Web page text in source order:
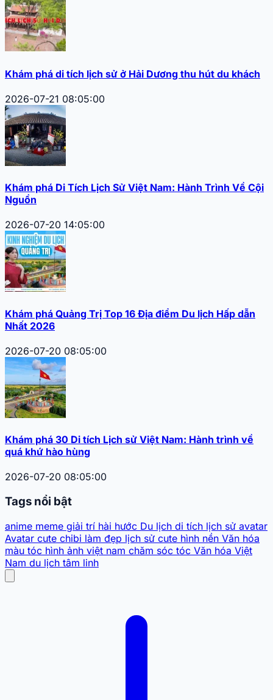
Khám phá di tích lịch sử ở Hải Dương thu hút du khách
2026-07-21 08:05:00
Khám phá Di Tích Lịch Sử Việt Nam: Hành Trình Về Cội
Nguồn
2026-07-20 14:05:00
Khám phá Quảng Trị Top 16 Địa điểm Du lịch Hấp dẫn
Nhất 2026
2026-07-20 08:05:00
Khám phá 30 Di tích Lịch sử Việt Nam: Hành trình về
quá khứ hào hùng
2026-07-20 08:05:00
Tags nổi bật
anime meme giải trí hài hước Du lịch di tích lịch sử avatar
Avatar cute chibi làm đẹp lịch sử cute hình nền Văn hóa
màu tóc hình ảnh việt nam chăm sóc tóc Văn hóa Việt
Nam du lịch tâm linh